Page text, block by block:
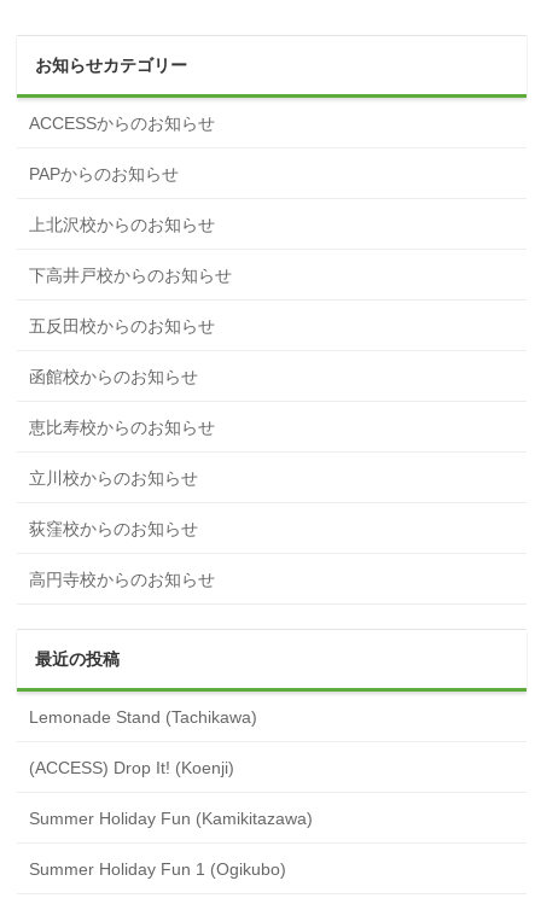
お知らせカテゴリー
ACCESSからのお知らせ
PAPからのお知らせ
上北沢校からのお知らせ
下高井戸校からのお知らせ
五反田校からのお知らせ
函館校からのお知らせ
恵比寿校からのお知らせ
立川校からのお知らせ
荻窪校からのお知らせ
高円寺校からのお知らせ
最近の投稿
Lemonade Stand (Tachikawa)
(ACCESS) Drop It! (Koenji)
Summer Holiday Fun (Kamikitazawa)
Summer Holiday Fun 1 (Ogikubo)